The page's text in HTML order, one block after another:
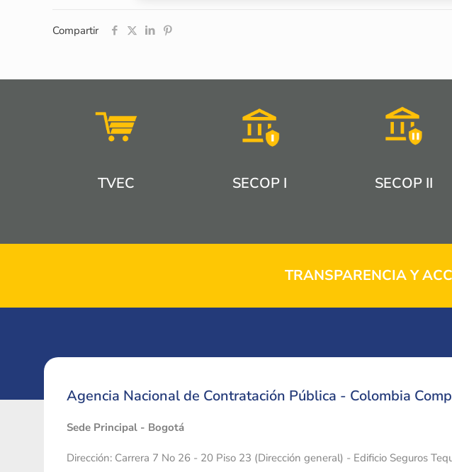
Compartir
TVEC SECOP I SECOP II
TRANSPARENCIA Y
Agencia Nacional de Contratación Pública - Colombia
Sede Principal - Bogotá
Dirección: Carrera 7 No 26 - 20 Piso 23 (Dirección general) - Edificio Seguros